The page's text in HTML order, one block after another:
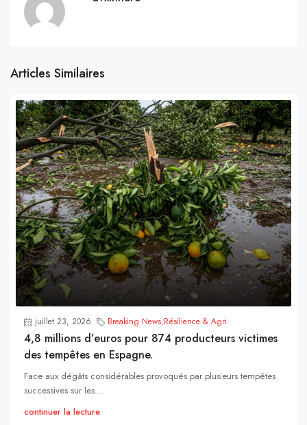
Articles Similaires
juillet 23, 2026 Breaking News,Résilience & Agri
4,8 millions d’euros pour 874 producteurs victimes
des tempêtes en Espagne.
Face aux dégâts considérables provoqués par plusieurs tempêtes
successives sur les...
continuer la lecture